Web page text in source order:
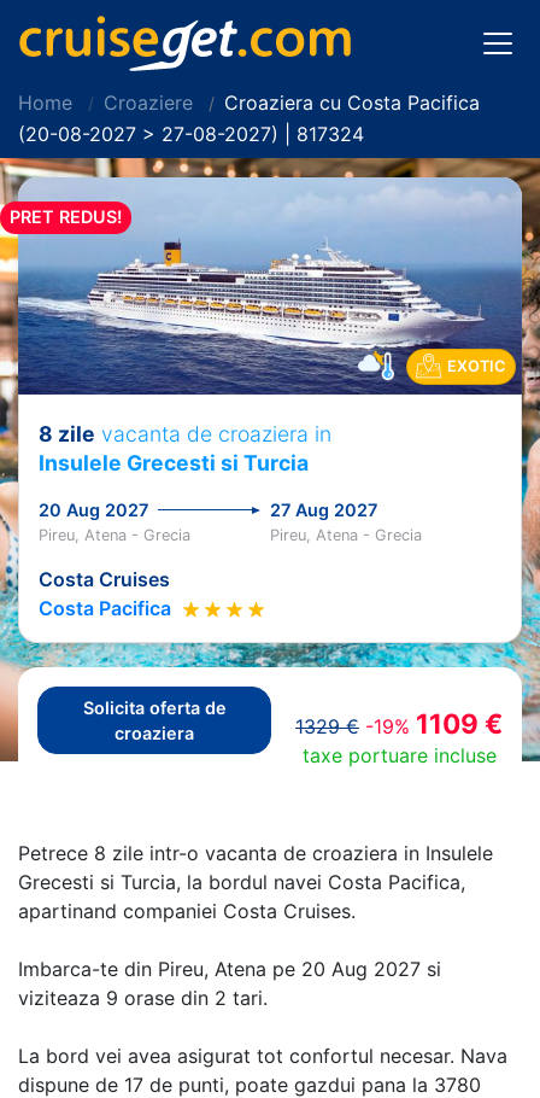
Home Croaziere
Croaziera cu Costa Pacifica
(20-08-2027 > 27-08-2027) | 817324
PRET REDUS!
EXOTIC
8 zile vacanta de croaziera in
Insulele Grecesti si Turcia
20 Aug 2027 27 Aug 2027
Pireu, Atena - Grecia Pireu, Atena - Grecia
Costa Cruises
Costa Pacifica
Solicita oferta de
croaziera
1329 € -19% 1109 €
taxe portuare incluse
Petrece 8 zile intr-o vacanta de croaziera in Insulele
Grecesti si Turcia, la bordul navei Costa Pacifica,
apartinand companiei Costa Cruises.
Imbarca-te din Pireu, Atena pe 20 Aug 2027 si
viziteaza 9 orase din 2 tari.
La bord vei avea asigurat tot confortul necesar. Nava
dispune de 17 de punti, poate gazdui pana la 3780